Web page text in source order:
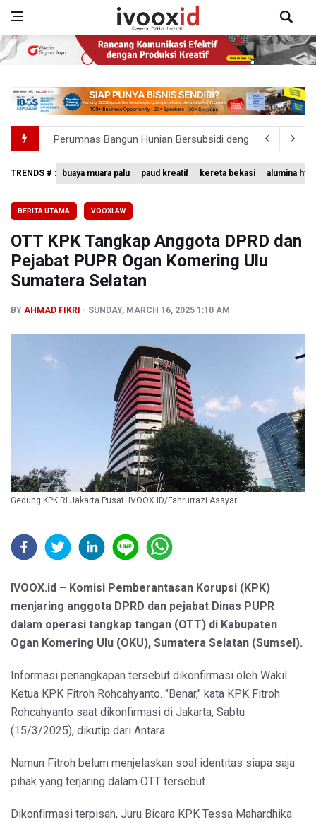
Perumnas Bangun Hunian Bersubsidi dengan Konsep
Bank Indonesia Sebut Cadangan Devisa Akhir Juli
Pendakian Gunung Gede Pangrango Ditutup karena
Menkomdigi Sebut Kehadiran AI Factory Perkuat Posisi
TRENDS # : buaya muara palu paud kreatif kereta bekasi alumina
BERITA UTAMA VOOXLAW
OTT KPK Tangkap Anggota DPRD dan
Pejabat PUPR Ogan Komering Ulu
Sumatera Selatan
BY AHMAD FIKRI SUNDAY, MARCH 16, 2025 1:10 AM
Gedung KPK RI Jakarta Pusat. IVOOX.ID/Fahrurrazi Assyar
IVOOX.id – Komisi Pemberantasan Korupsi (KPK)
menjaring anggota DPRD dan pejabat Dinas PUPR
dalam operasi tangkap tangan (OTT) di Kabupaten
Ogan Komering Ulu (OKU), Sumatera Selatan (Sumsel).
Informasi penangkapan tersebut dikonfirmasi oleh Wakil
Ketua KPK Fitroh Rohcahyanto. "Benar," kata KPK Fitroh
Rohcahyanto saat dikonfirmasi di Jakarta, Sabtu
(15/3/2025), dikutip dari Antara.
Namun Fitroh belum menjelaskan soal identitas siapa saja
pihak yang terjaring dalam OTT tersebut.
Dikonfirmasi terpisah, Juru Bicara KPK Tessa Mahardhika